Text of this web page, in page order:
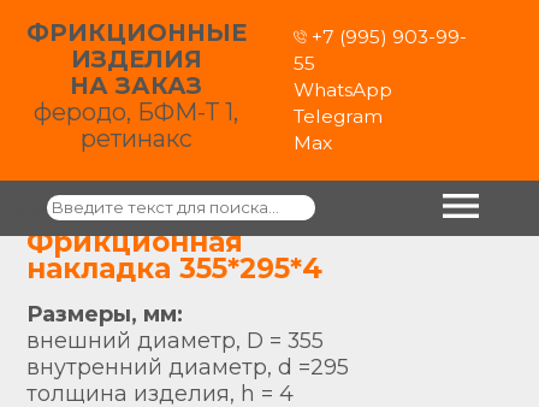
+7 (995) 903-99-
55
WhatsApp
Telegram
Max
ФРИКЦИОННЫЕ
ИЗДЕЛИЯ
НА ЗАКАЗ
феродо, БФМ-Т 1,
ретинакс
Фрикционная
накладка 355*295*4
Размеры, мм:
внешний диаметр, D = 355
внутренний диаметр, d =295
толщина изделия, h = 4